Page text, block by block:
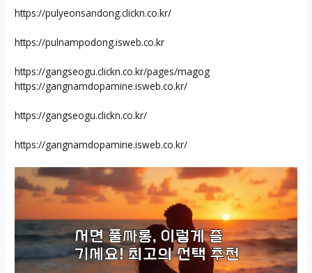
https://pulyeonsandong.clickn.co.kr/
https://pulnampodong.isweb.co.kr
https://gangseogu.clickn.co.kr/pages/magog
https://gangnamdopamine.isweb.co.kr/
https://gangseogu.clickn.co.kr/
https://gangnamdopamine.isweb.co.kr/